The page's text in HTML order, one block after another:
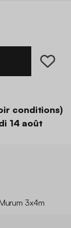
conditions)
14 août
3x4m